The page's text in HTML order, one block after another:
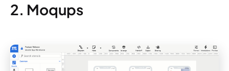
2. Moqups